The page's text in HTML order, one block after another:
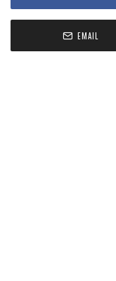
EMAIL